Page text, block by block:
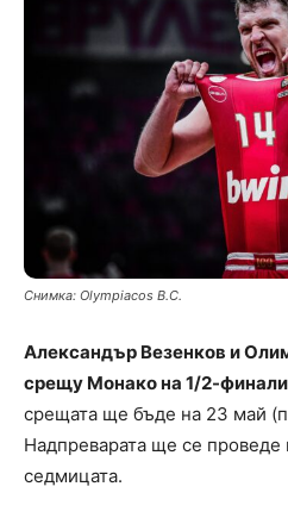
Снимка: Olympiacos B.C.
Александър Везенков и
срещу Монако на 1/2-
срещата ще бъде на 23 май
Надпреварата ще се проведе
седмицата.